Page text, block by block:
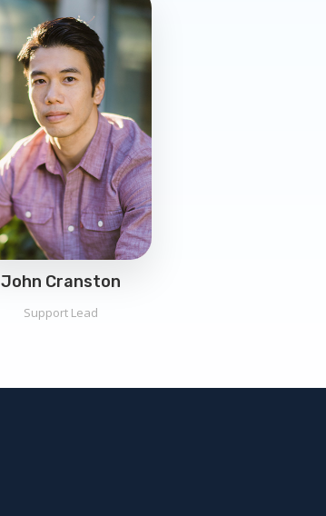
John Cranston
Support Lead